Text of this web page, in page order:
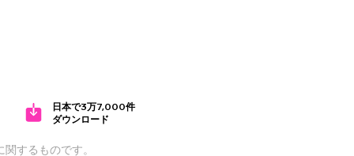
日本で3万7,000件
ダウンロード
するものです。